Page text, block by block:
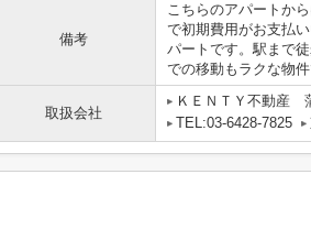
備考
こちらのアパートか
で初期費用がお支払
パートです。駅まで
での移動もラクな物
取扱会社
ＫＥＮＴＹ不動産
TEL:03-6428-7825